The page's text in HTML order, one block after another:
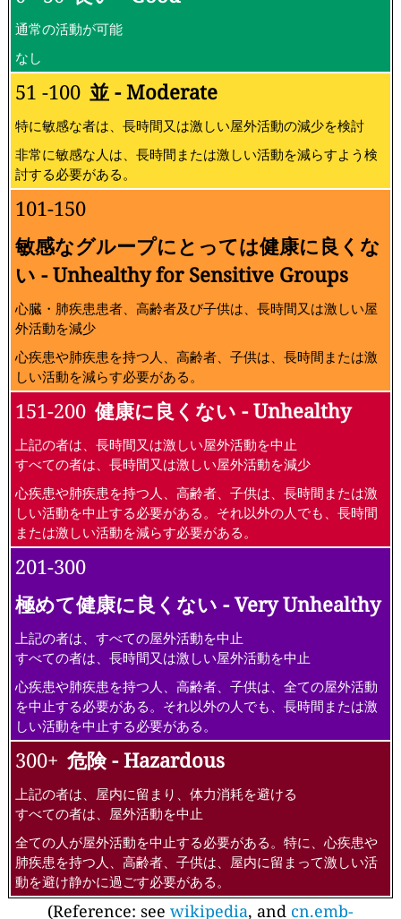
通常の活動が可能
なし
51 -100 並 - Moderate
特に敏感な者は、長時間又は激しい屋外活動の減少を検討
非常に敏感な人は、長時間または激しい活動を減らすよう検
討する必要がある。
101-150
敏感なグループにとっては健康に良くな
い - Unhealthy for Sensitive Groups
心臓・肺疾患患者、高齢者及び子供は、長時間又は激しい屋
外活動を減少
心疾患や肺疾患を持つ人、高齢者、子供は、長時間または激
しい活動を減らす必要がある。
151-200 健康に良くない - Unhealthy
上記の者は、長時間又は激しい屋外活動を中止
すべての者は、長時間又は激しい屋外活動を減少
心疾患や肺疾患を持つ人、高齢者、子供は、長時間または激
しい活動を中止する必要がある。それ以外の人でも、長時間
または激しい活動を減らす必要がある。
201-300
極めて健康に良くない - Very Unhealthy
上記の者は、すべての屋外活動を中止
すべての者は、長時間又は激しい屋外活動を中止
心疾患や肺疾患を持つ人、高齢者、子供は、全ての屋外活動
を中止する必要がある。それ以外の人でも、長時間または激
しい活動を中止する必要がある。
300+ 危険 - Hazardous
上記の者は、屋内に留まり、体力消耗を避ける
すべての者は、屋外活動を中止
全ての人が屋外活動を中止する必要がある。特に、心疾患や
肺疾患を持つ人、高齢者、子供は、屋内に留まって激しい活
動を避け静かに過ごす必要がある。
(Reference: see wikipedia, and cn.emb-